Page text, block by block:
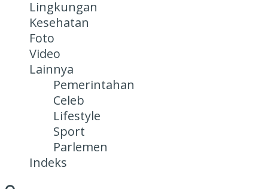
Lingkungan
Kesehatan
Foto
Video
Lainnya
Pemerintahan
Celeb
Lifestyle
Sport
Parlemen
Indeks